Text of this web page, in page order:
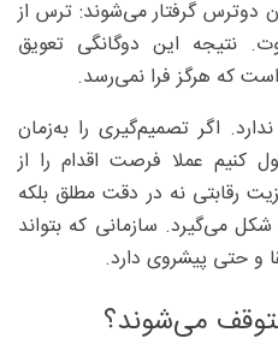
دوترس گرفتار می‌شوند: ترس از
نتیجه این دوگانگی تعویق
که هرگز فرا نمی‌رسد.
اگر تصمیم‌گیری را به‌زمان
کنیم عملا فرصت اقدام را از
رقابتی نه در دقت مطلق بلکه
می‌گیرد. سازمانی که بتواند
و حتی پیشروی دارد.
می‌شوند؟